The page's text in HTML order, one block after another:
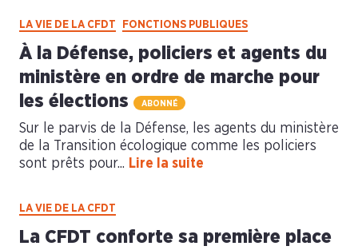
LA VIE DE LA CFDT FONCTIONS PUBLIQUES
À la Défense, policiers et agents du
ministère en ordre de marche pour
les élections
ABONNÉ
Sur le parvis de la Défense, les agents du ministère
de la Transition écologique comme les policiers
sont prêts pour... Lire la suite
LA VIE DE LA CFDT
La CFDT conforte sa première place